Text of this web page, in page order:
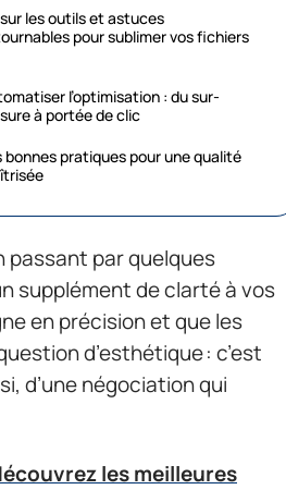
les outils et astuces
pour sublimer vos fichiers
l’optimisation : du sur-
à portée de clic
bonnes pratiques pour une qualité
passant par quelques
supplément de clarté à vos
en précision et que les
d’esthétique : c’est
d’une négociation qui
les meilleures